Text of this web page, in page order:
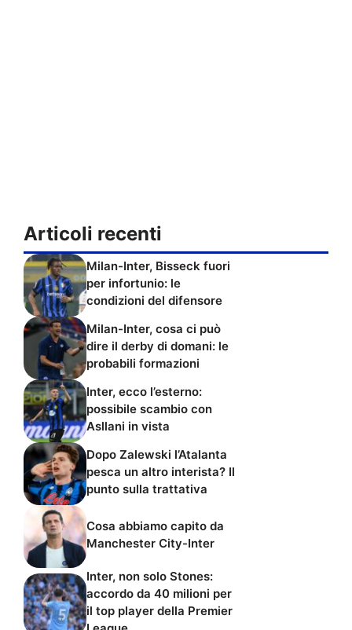
Articoli recenti
Milan-Inter, Bisseck fuori
per infortunio: le
condizioni del difensore
Milan-Inter, cosa ci può
dire il derby di domani: le
probabili formazioni
Inter, ecco l’esterno:
possibile scambio con
Asllani in vista
Dopo Zalewski l’Atalanta
pesca un altro interista? Il
punto sulla trattativa
Cosa abbiamo capito da
Manchester City-Inter
Inter, non solo Stones:
accordo da 40 milioni per
il top player della Premier